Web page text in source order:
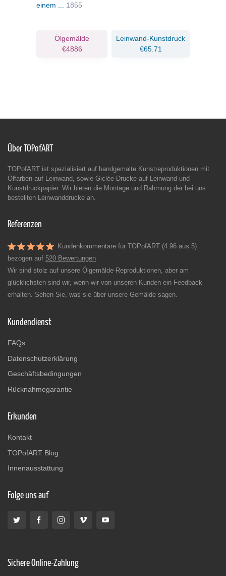
einem ... 1855
Ölgemälde
€4886
Leinwand-Kunstdruck
€65.71
Über TOPofART
TOPofART ist spezialisiert auf handgemalte Kunstreproduktionen mit
Ölfarben auf Leinwand, sowie Giclée-Drucke auf Leinwand und
Kunstdruckpapier. Wir bieten die Montage und Rahmung der bei uns
bestellten Leinwanddrucke an.
Referenzen
Kundenkommentare für TOPofART (4.96 aus 5)
bezogen auf 520 Bewertungen
Wir sind stolz auf unsere Ölgemälde-Reproduktionen, aber am
glücklichsten sind wir, wenn wir von unseren Kunden ein Feedback
erhalten. Sehen Sie, was sie über unsere Gemälde sagen.
Kundendienst
FAQs
Datenschutzerklärung
Geschäftsbedingungen
Rücknahmegarantie
Erkunden
Kontakt
TOPofART Blog
Innenausstattung
Folge uns auf
Sichere Online-Zahlung